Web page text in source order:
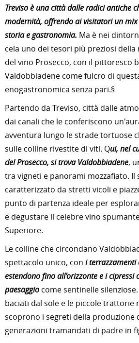
Treviso è una città dalle radici antiche
modernità, offrendo ai visitatori un
storia e gastronomia. Ma è nei
cela uno dei tesori più preziosi della
del vino Prosecco, con il pittoresco
Valdobbiadene come fulcro di
enogastronomica senza pari.§
Partendo da Treviso, città dalle
dai canali che le conferiscono
avventura lungo le strade tortuose
sulle colline rivestite di viti. Qui, nel
del Prosecco, si trova Valdobbiadene,
tra vigneti e panorami mozzafiato.
caratterizzato da stretti vicoli e
punto di partenza ideale per
e degustare il celebre vino
Superiore.
Le colline che circondano
spettacolo unico, con i terrazzamenti
estendono fino all'orizzonte e i cipressi
paesaggio come sentinelle
baciati dal sole e le piccole trattorie
scoprono i segreti della produzione
generazioni tramandati di padre in